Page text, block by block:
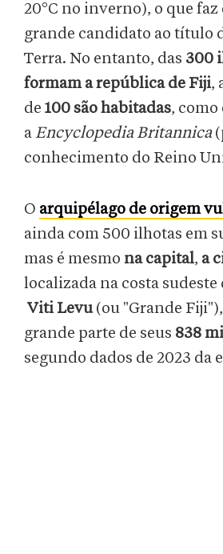
20°C no inverno), o que
grande candidato ao título
Terra. No entanto, das 300
formam a república de Fiji,
de 100 são habitadas, como
aEncyclopedia Britannica
conhecimento do Reino
O arquipélago de origem
ainda com 500 ilhotas em
mas é mesmo na capital, a
localizada na costa sudeste
Viti Levu(ou "Grande
grande parte de seus 838
segundo dados de 2023 da